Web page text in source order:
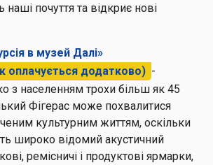
почуття та відкриє нові
в музей Далі»
оплачується додатково) -
з населенням трохи більш як 45
Фігерас може похвалитися
культурним життям, оскільки
широко відомий акустичний
ремісничі і продуктові ярмарки,